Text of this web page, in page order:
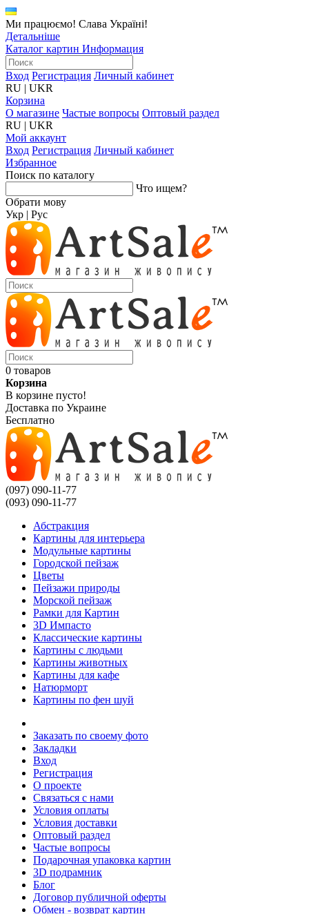
Ми працюємо! Слава Україні!
Детальніше
Каталог картин Информация
Вход Регистрация Личный кабинет
RU | UKR
Корзина
О магазине Частые вопросы Оптовый раздел
RU | UKR
Мой аккаунт
Вход Регистрация Личный кабинет
Избранное
Поиск по каталогу
Что ищем?
Обрати мову
Укр | Рус
0 товаров
Корзина
В корзине пусто!
Доставка по Украине
Бесплатно
(097) 090-11-77
(093) 090-11-77
Абстракция
Картины для интерьера
Модульные картины
Городской пейзаж
Цветы
Пейзажи природы
Морской пейзаж
Рамки для Картин
3D Импасто
Классические картины
Картины с людьми
Картины животных
Картины для кафе
Натюрморт
Картины по фен шуй
Заказать по своему фото
Закладки
Вход
Регистрация
О проекте
Связаться с нами
Условия оплаты
Условия доставки
Оптовый раздел
Частые вопросы
Подарочная упаковка картин
3D подрамник
Блог
Договор публичной оферты
Обмен - возврат картин